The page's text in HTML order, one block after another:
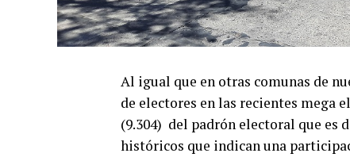
Al igual que en otras comunas de
de electores en las recientes mega
(9.304) del padrón electoral que es
históricos que indican una